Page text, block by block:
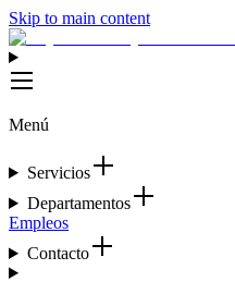
Skip to main content
Menú
Servicios
Departamentos
Empleos
Contacto